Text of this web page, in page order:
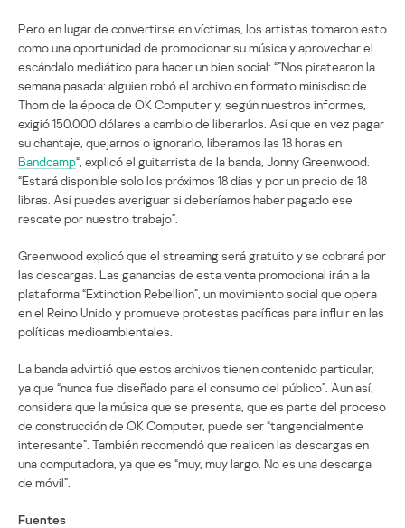
Pero en lugar de convertirse en víctimas, los artistas tomaron esto
como una oportunidad de promocionar su música y aprovechar el
escándalo mediático para hacer un bien social: “”Nos piratearon la
semana pasada: alguien robó el archivo en formato minisdisc de
Thom de la época de OK Computer y, según nuestros informes,
exigió 150.000 dólares a cambio de liberarlos. Así que en vez pagar
su chantaje, quejarnos o ignorarlo, liberamos las 18 horas en
Bandcamp“, explicó el guitarrista de la banda, Jonny Greenwood.
“Estará disponible solo los próximos 18 días y por un precio de 18
libras. Así puedes averiguar si deberíamos haber pagado ese
rescate por nuestro trabajo”.
Greenwood explicó que el streaming será gratuito y se cobrará por
las descargas. Las ganancias de esta venta promocional irán a la
plataforma “Extinction Rebellion”, un movimiento social que opera
en el Reino Unido y promueve protestas pacíficas para influir en las
políticas medioambientales.
La banda advirtió que estos archivos tienen contenido particular,
ya que “nunca fue diseñado para el consumo del público”. Aun así,
considera que la música que se presenta, que es parte del proceso
de construcción de OK Computer, puede ser “tangencialmente
interesante”. También recomendó que realicen las descargas en
una computadora, ya que es “muy, muy largo. No es una descarga
de móvil”.
Fuentes